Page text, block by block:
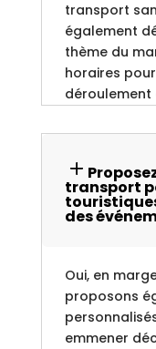
transport
également
thème du
horaires
déroulement
transport
des
Oui, en
proposons
emmener